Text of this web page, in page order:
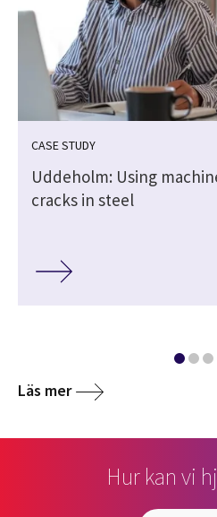
CASE STUDY
Uddeholm: Using
cracks in steel
Läs mer
Hur kan vi